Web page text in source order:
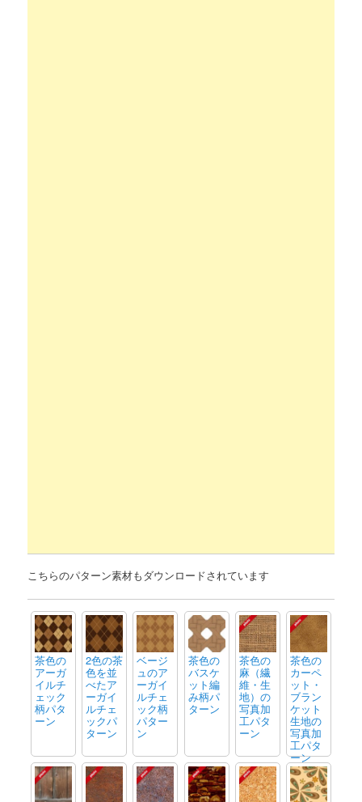
こちらのパターン素材もダウンロードされています
茶色の
アーガ
イルチ
ェック
柄パタ
ーン
2色の茶
色を並
べたア
ーガイ
ルチェ
ックパ
ターン
ベージ
ュのア
ーガイ
ルチェ
ック柄
パター
ン
茶色の
バスケ
ット編
み柄パ
ターン
茶色の
麻（繊
維・生
地）の
写真加
工パタ
ーン
茶色の
カーペ
ット・
ブラン
ケット
生地の
写真加
工パタ
ーン